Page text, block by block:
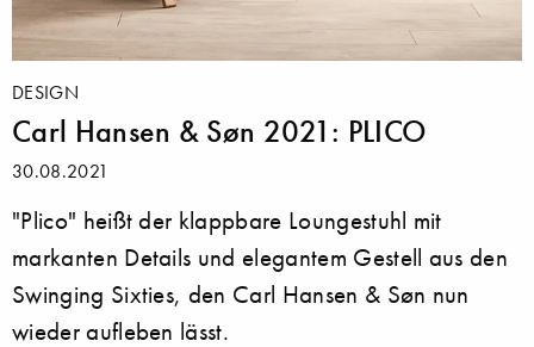
DESIGN
Carl Hansen & Søn 2021: PLICO
30.08.2021
"Plico" heißt der klappbare Loungestuhl mit
markanten Details und elegantem Gestell aus den
Swinging Sixties, den Carl Hansen & Søn nun
wieder aufleben lässt.